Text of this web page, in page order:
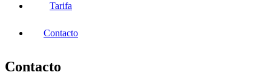
Tarifa
Contacto
Contacto